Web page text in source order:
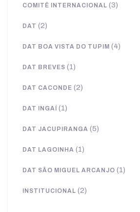
COMITÊ INTERNACIONAL (3)
DAT (2)
DAT BOA VISTA DO TUPIM (4)
DAT BREVES (1)
DAT CACONDE (2)
DAT INGAÍ (1)
DAT JACUPIRANGA (5)
DAT LAGOINHA (1)
DAT SÃO MIGUEL ARCANJO (1)
INSTITUCIONAL (2)